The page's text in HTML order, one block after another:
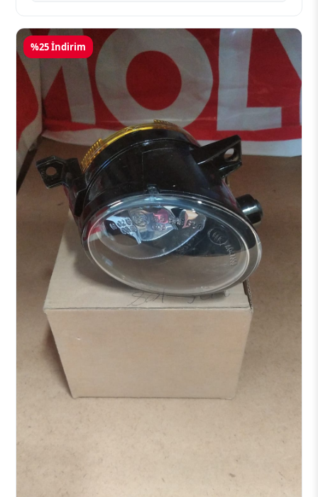
%25 İndirim